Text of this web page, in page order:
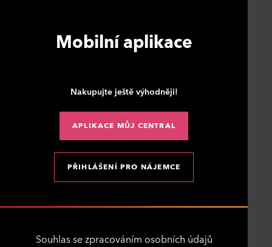
Mobilní aplikace
Nakupujte ještě výhodněji!
APLIKACE MŮJ CENTRAL
PŘIHLÁŠENÍ PRO NÁJEMCE
Souhlas se zpracováním osobních údajů